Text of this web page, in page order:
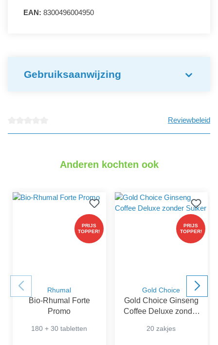
EAN: 8300496004950
Gebruiksaanwijzing
Reviewbeleid
Anderen kochten ook
PRIJS
TOPPER!
Rhumal
Bio-Rhumal Forte
Promo
180 + 30 tabletten
PRIJS
TOPPER!
Gold Choice
Gold Choice Ginseng
Coffee Deluxe zonder
20 zakjes